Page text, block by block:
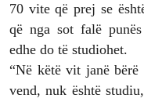
70 vite që prej se
që nga sot falë
edhe do të studiohet.
“Në këtë vit janë
vend, nuk është